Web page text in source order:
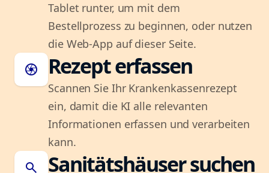
Tablet runter, um mit dem
Bestellprozess zu beginnen, oder nutzen
die Web-App auf dieser Seite.
camera Rezept erfassen
Scannen Sie Ihr Krankenkassenrezept
ein, damit die KI alle relevanten
Informationen erfassen und verarbeiten
kann.
search Sanitätshäuser suchen